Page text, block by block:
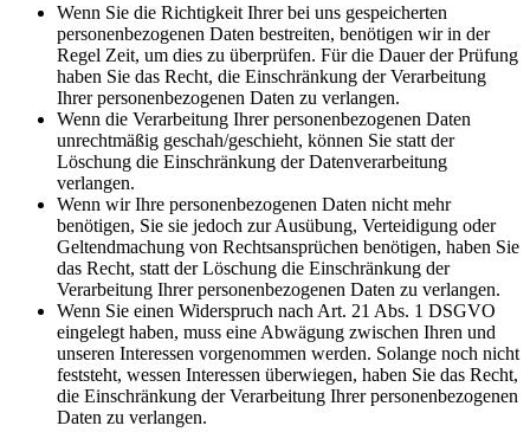
Wenn Sie die Richtigkeit Ihrer bei uns gespeicherten
personenbezogenen Daten bestreiten, benötigen wir in der
Regel Zeit, um dies zu überprüfen. Für die Dauer der Prüfung
haben Sie das Recht, die Einschränkung der Verarbeitung
Ihrer personenbezogenen Daten zu verlangen.
Wenn die Verarbeitung Ihrer personenbezogenen Daten
unrechtmäßig geschah/geschieht, können Sie statt der
Löschung die Einschränkung der Datenverarbeitung
verlangen.
Wenn wir Ihre personenbezogenen Daten nicht mehr
benötigen, Sie sie jedoch zur Ausübung, Verteidigung oder
Geltendmachung von Rechtsansprüchen benötigen, haben Sie
das Recht, statt der Löschung die Einschränkung der
Verarbeitung Ihrer personenbezogenen Daten zu verlangen.
Wenn Sie einen Widerspruch nach Art. 21 Abs. 1 DSGVO
eingelegt haben, muss eine Abwägung zwischen Ihren und
unseren Interessen vorgenommen werden. Solange noch nicht
feststeht, wessen Interessen überwiegen, haben Sie das Recht,
die Einschränkung der Verarbeitung Ihrer personenbezogenen
Daten zu verlangen.